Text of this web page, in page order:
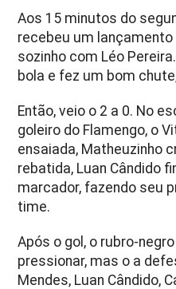
Aos 15 minutos do
recebeu um
sozinho com Léo
bola e fez um bom
Então, veio o 2 a 0. No
goleiro do Flamengo, o
ensaiada, Matheuzinho
rebatida, Luan Cândido
marcador, fazendo seu
time.
Após o gol, o rubro-
pressionar, mas o a
Mendes, Luan Cândido,